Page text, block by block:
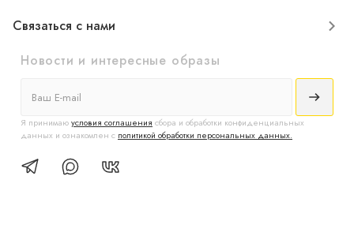
Связаться с нами
Новости и интересные образы
Я принимаюусловия соглашения сбора и обработки конфиденциальных
данных и ознакомлен с политикой обработки персональных данных.